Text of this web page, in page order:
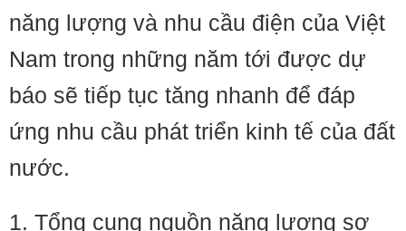
năng lượng và nhu cầu điện của Việt
Nam trong những năm tới được dự
báo sẽ tiếp tục tăng nhanh để đáp
ứng nhu cầu phát triển kinh tế của đất
nước.
1. Tổng cung nguồn năng lượng sơ